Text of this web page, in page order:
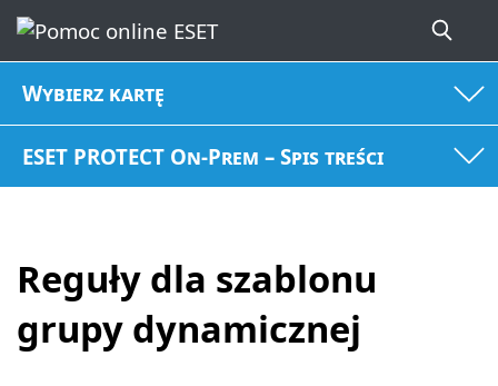
Wybierz kartę
ESET PROTECT On-Prem – Spis treści
Reguły dla szablonu
grupy dynamicznej